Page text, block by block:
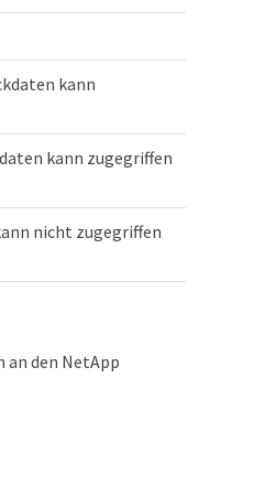
kann
kann zugegriffen
nicht zugegriffen
an den NetApp